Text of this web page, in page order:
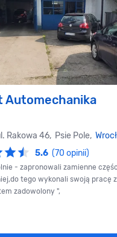
Automechanika
Rakowa 46, Psie Pole,
5.6 (70 opinii)
- zapronowali zamienne
tego wykonali swoją pracę
zadowolony ",